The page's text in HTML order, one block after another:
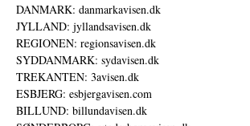
DANMARK: danmarkavisen.dk
JYLLAND: jyllandsavisen.dk
REGIONEN: regionsavisen.dk
SYDDANMARK: sydavisen.dk
TREKANTEN: 3avisen.dk
ESBJERG: esbjergavisen.com
BILLUND: billundavisen.dk